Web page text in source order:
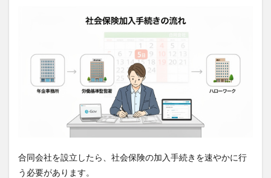
合同会社を設立したら、社会保険の加入手続きを速やかに行
う必要があります。